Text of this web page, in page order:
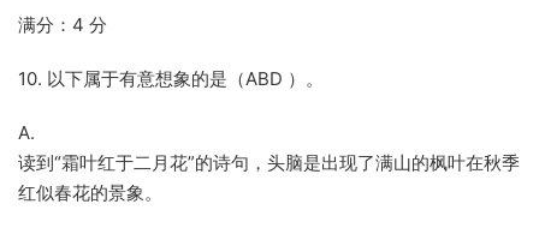
满分：4 分
10. 以下属于有意想象的是（ABD ）。
A.
读到“霜叶红于二月花”的诗句，头脑是出现了满山的枫叶在秋季
红似春花的景象。